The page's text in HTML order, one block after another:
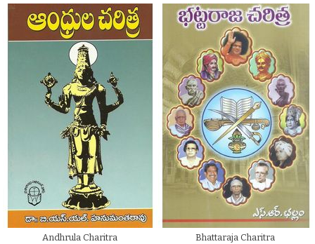
Andhrula Charitra
Bhattaraja Charitra